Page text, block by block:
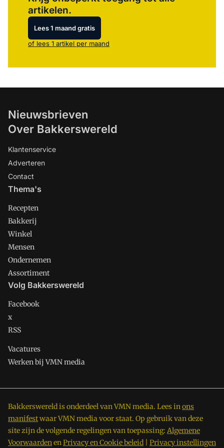
artikelen.
Lees 1 maand gratis
of lees 1 artikel per maand
Nieuwsbrieven
Over Bakkerswereld
Klantenservice
Adverteren
Contact
Thema's
Recepten
Bakkerij
Winkel
Mensen
Ondernemen
Assortiment
Volg Bakkerswereld
Facebook
x
RSS
Vacatures
Werken bij VMN media
Bakkerswereld is onderdeel van VMN media. Lees inons
manifestwaar VMN media voor staat. Op gebruik van deze
site zijn de volgende regelingen van toepassing: Algemene
VoorwaardenenPrivacy en Cookie beleid Privacy instellingen